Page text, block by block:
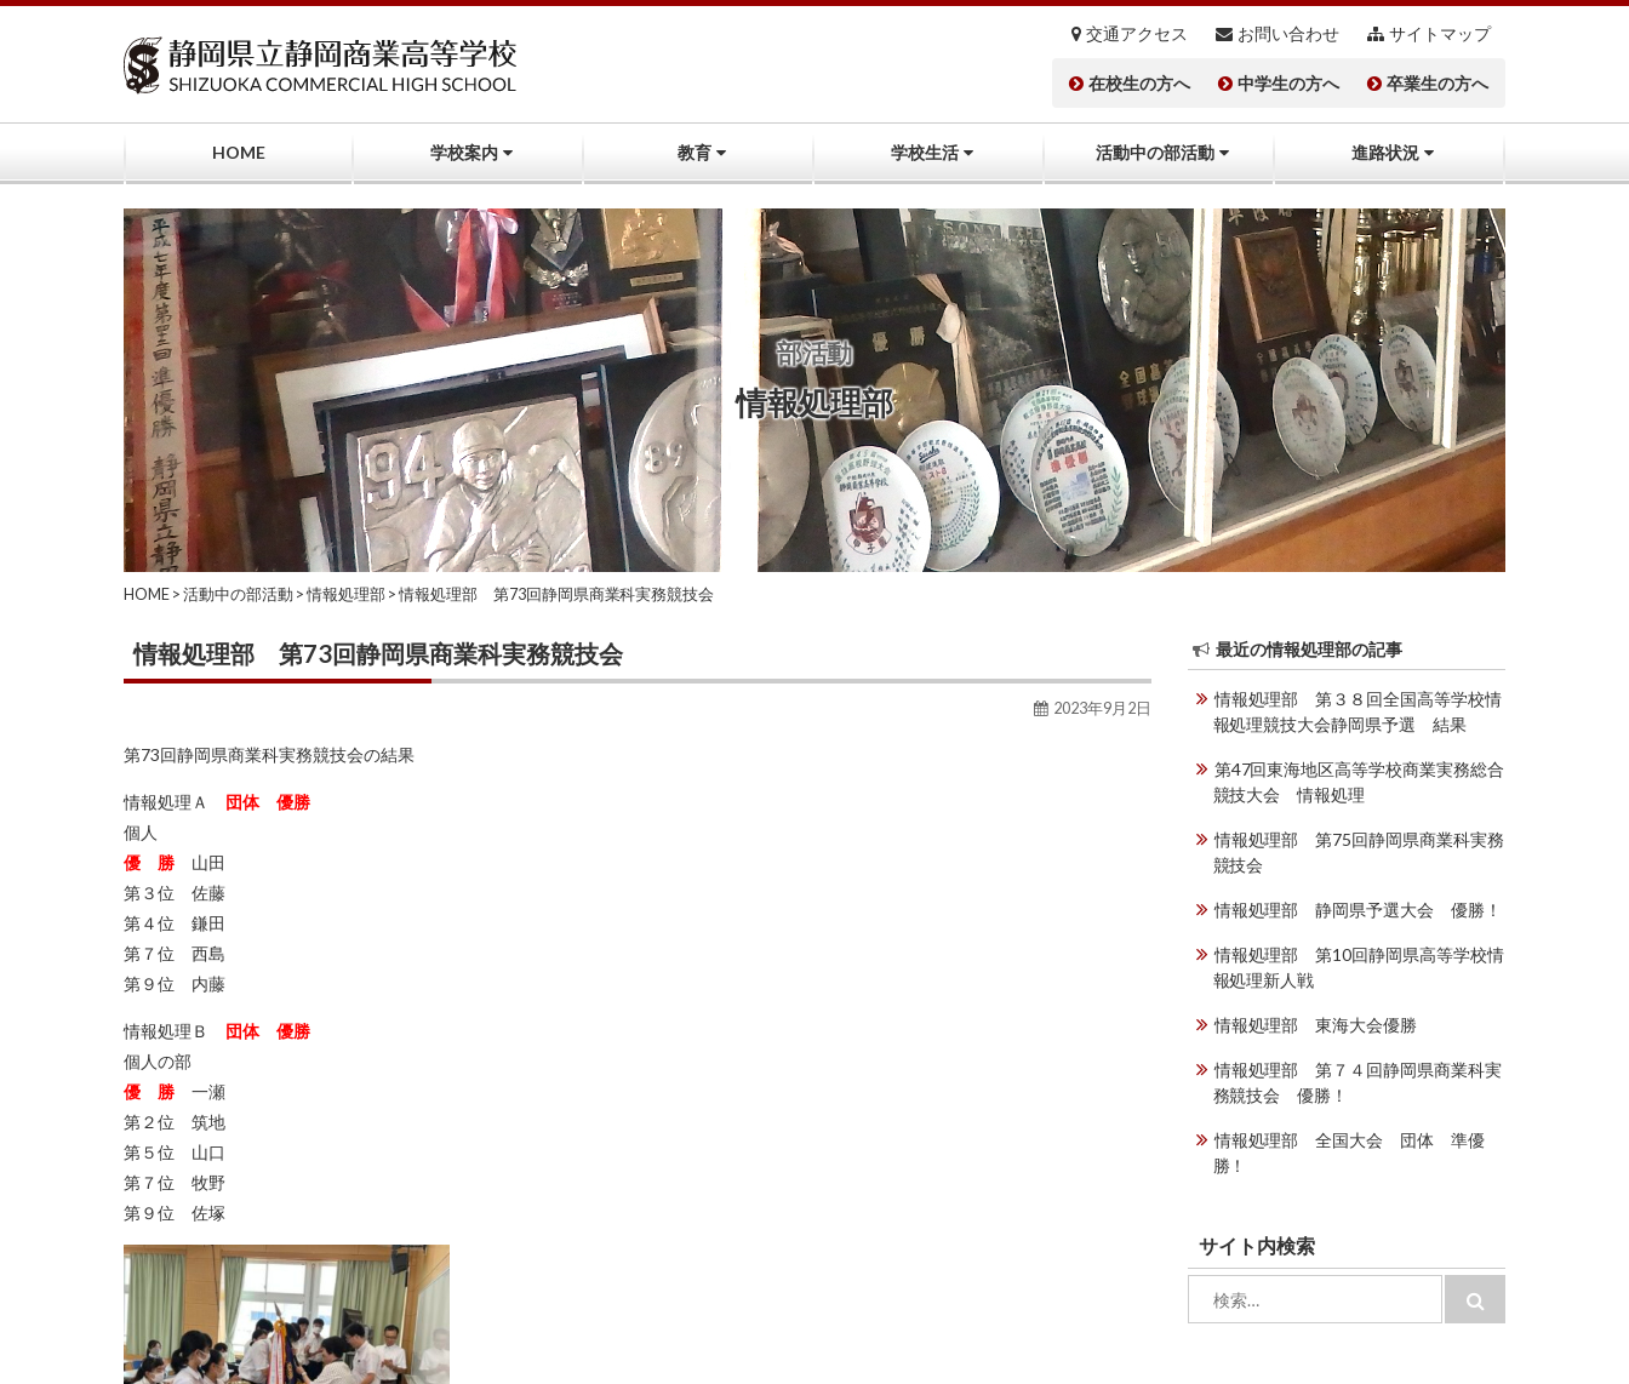
コ
キ
交通アクセス お問い合わせ サイトマップ
在校生の方へ 中学生の方へ 卒業生の方へ
HOME 学校案内 教育 学校生活 活動中の部活動 進路状況
部活動
情報処理部
HOME> 活動中の部活動 >情報処理部>情報処理部 第73回静岡県商業科実務競技会
情報処理部 第73回静岡県商業科実務競技会
2023年9月2日
第73回静岡県商業科実務競技会の結果
情報処理Ａ 団体 優勝
個人
優 勝山田
第３位 佐藤
第４位 鎌田
第７位 西島
第９位 内藤
情報処理Ｂ 団体 優勝
個人の部
優 勝一瀬
第２位 筑地
第５位 山口
第７位 牧野
第９位 佐塚
最近の情報処理部の記事
情報処理部 第３８回全国高等学校情
報処理競技大会静岡県予選 結果
第47回東海地区高等学校商業実務総合
競技大会 情報処理
情報処理部 第75回静岡県商業科実務
競技会
情報処理部 静岡県予選大会 優勝！
情報処理部 第10回静岡県高等学校情
報処理新人戦
情報処理部 東海大会優勝
情報処理部 第７４回静岡県商業科実
務競技会 優勝！
情報処理部 全国大会 団体 準優
勝！
サイト内検索
索